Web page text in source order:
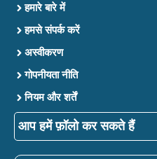
हमारे बारे में
हमसे संपर्क करें
अस्वीकरण
गोपनीयता नीति
नियम और शर्तें
आप हमें फ़ॉलो कर सकते हैं